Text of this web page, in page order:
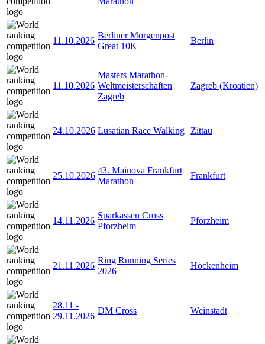
11.10.2026
Berliner Morgenpost
Great 10K
Berlin
11.10.2026
Masters Marathon-
Weltmeisterschaften
Zagreb
Zagreb (Kroatien)
24.10.2026 Lusatian Race Walking Zittau
25.10.2026
43. Mainova Frankfurt
Marathon
Frankfurt
14.11.2026
Sparkassen Cross
Pforzheim
Pforzheim
21.11.2026
Ring Running Series
2026
Hockenheim
28.11 -
29.11.2026
DM Cross Weinstadt